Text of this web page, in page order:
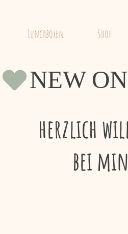
Lunchboxen Shop
herzlich
bei